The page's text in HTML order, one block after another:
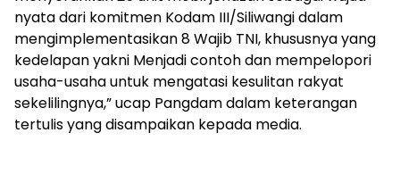
nyata dari komitmen Kodam III/Siliwangi dalam
mengimplementasikan 8 Wajib TNI, khususnya yang
kedelapan yakni Menjadi contoh dan mempelopori
usaha-usaha untuk mengatasi kesulitan rakyat
sekelilingnya,” ucap Pangdam dalam keterangan
tertulis yang disampaikan kepada media.